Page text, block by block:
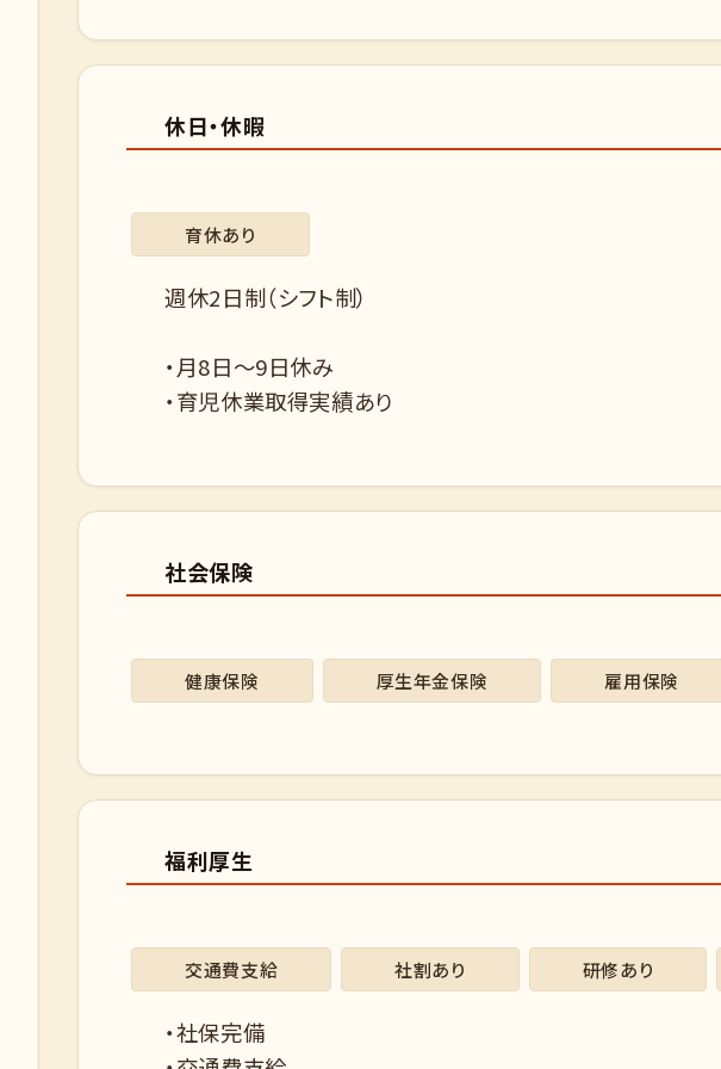
休日・休暇
育休あり
週休2日制（シフト制）
・月8日〜9日休み
・育児休業取得実績あり
社会保険
健康保険 厚生年金保険 雇用保険
福利厚生
交通費支給 社割あり 研修あり
・社保完備